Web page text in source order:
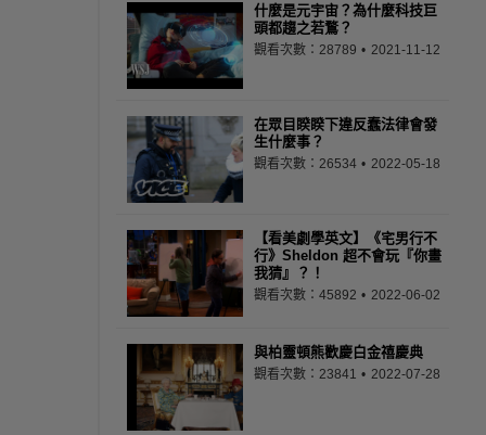
什麼是元宇宙？為什麼科技巨
頭都趨之若鶩？
觀看次數：28789 2021-11-12
在眾目睽睽下違反蠢法律會發
生什麼事？
觀看次數：26534 2022-05-18
【看美劇學英文】《宅男行不
行》Sheldon 超不會玩『你畫
我猜』？！
觀看次數：45892 2022-06-02
與柏靈頓熊歡慶白金禧慶典
觀看次數：23841 2022-07-28